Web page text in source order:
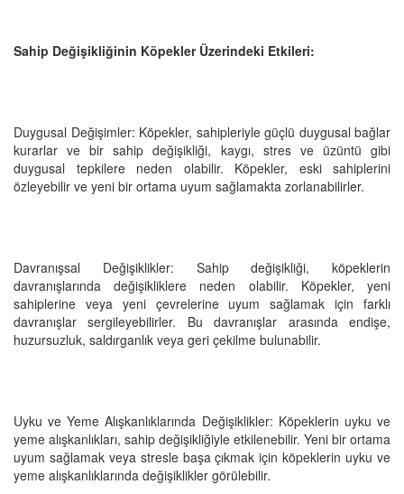
Sahip Değişikliğinin Köpekler Üzerindeki Etkileri:
Duygusal Değişimler: Köpekler, sahipleriyle güçlü duygusal bağlar
kurarlar ve bir sahip değişikliği, kaygı, stres ve üzüntü gibi
duygusal tepkilere neden olabilir. Köpekler, eski sahiplerini
özleyebilir ve yeni bir ortama uyum sağlamakta zorlanabilirler.
Davranışsal Değişiklikler: Sahip değişikliği, köpeklerin
davranışlarında değişikliklere neden olabilir. Köpekler, yeni
sahiplerine veya yeni çevrelerine uyum sağlamak için farklı
davranışlar sergileyebilirler. Bu davranışlar arasında endişe,
huzursuzluk, saldırganlık veya geri çekilme bulunabilir.
Uyku ve Yeme Alışkanlıklarında Değişiklikler: Köpeklerin uyku ve
yeme alışkanlıkları, sahip değişikliğiyle etkilenebilir. Yeni bir ortama
uyum sağlamak veya stresle başa çıkmak için köpeklerin uyku ve
yeme alışkanlıklarında değişiklikler görülebilir.